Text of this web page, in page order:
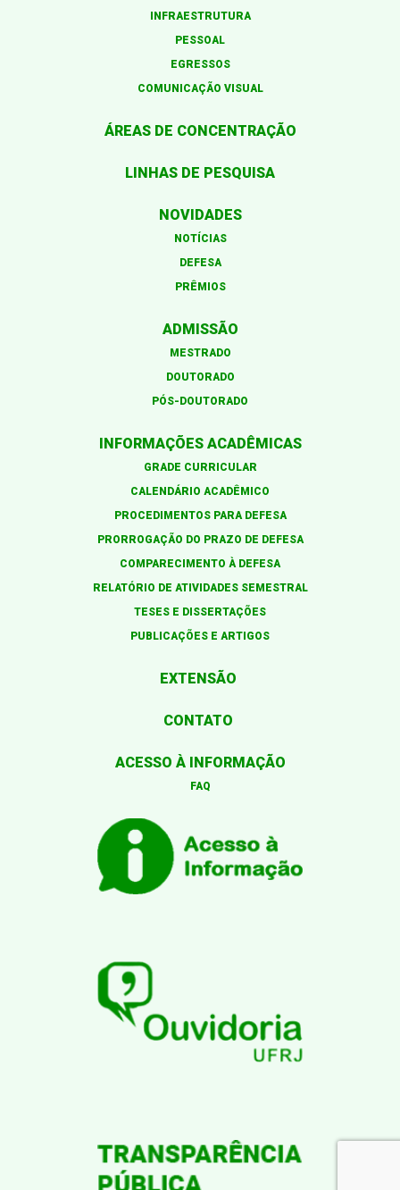
INFRAESTRUTURA
PESSOAL
EGRESSOS
COMUNICAÇÃO VISUAL
ÁREAS DE CONCENTRAÇÃO
LINHAS DE PESQUISA
NOVIDADES
NOTÍCIAS
DEFESA
PRÊMIOS
ADMISSÃO
MESTRADO
DOUTORADO
PÓS-DOUTORADO
INFORMAÇÕES ACADÊMICAS
GRADE CURRICULAR
CALENDÁRIO ACADÊMICO
PROCEDIMENTOS PARA DEFESA
PRORROGAÇÃO DO PRAZO DE DEFESA
COMPARECIMENTO À DEFESA
RELATÓRIO DE ATIVIDADES SEMESTRAL
TESES E DISSERTAÇÕES
PUBLICAÇÕES E ARTIGOS
EXTENSÃO
CONTATO
ACESSO À INFORMAÇÃO
FAQ
Desenvolvido por: